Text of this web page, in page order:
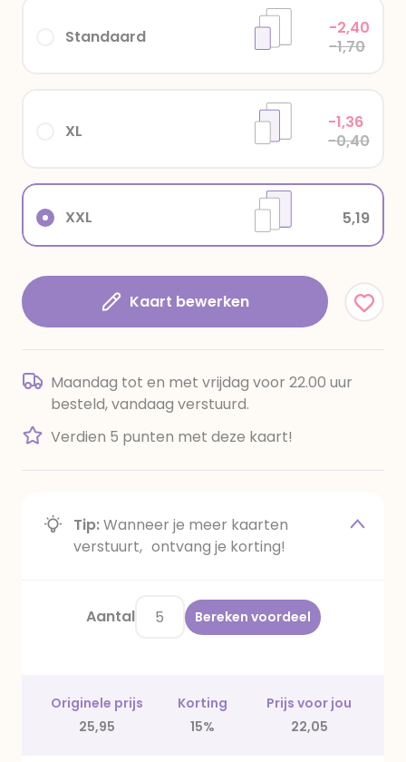
XXL 5,19
XL
-1,36
-0,40
Standaard
-2,40
-1,70
Kaart bewerken
Maandag tot en met vrijdag voor 22.00 uur
besteld, vandaag verstuurd.
Verdien 5 punten met deze kaart!
Tip:Wanneer je meer kaarten
verstuurt, ontvang je korting!
Aantal Bereken voordeel
Originele prijs Korting
Prijs voor jou
25,95
15% 22,05